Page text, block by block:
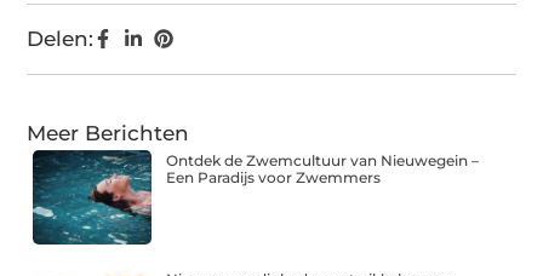
Delen:
Meer Berichten
Ontdek de Zwemcultuur van Nieuwegein –
Een Paradijs voor Zwemmers